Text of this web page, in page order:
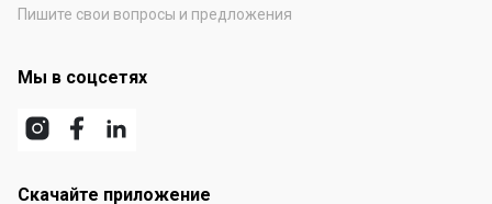
Пишите свои вопросы и предложения
Мы в соцсетях
Скачайте приложение